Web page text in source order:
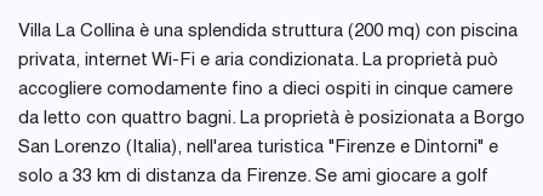
Villa La Collina è una splendida struttura (200 mq) con piscina
privata, internet Wi-Fi e aria condizionata. La proprietà può
accogliere comodamente fino a dieci ospiti in cinque camere
da letto con quattro bagni. La proprietà è posizionata a Borgo
San Lorenzo (Italia), nell'area turistica "Firenze e Dintorni" e
solo a 33 km di distanza da Firenze. Se ami giocare a golf